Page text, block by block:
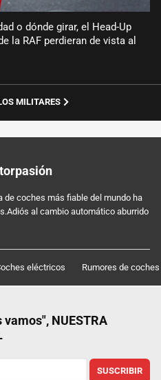
o dónde girar, el Head-Up
la RAF perdieran de vista al
MILITARES
de coches más fiable del mundo ha
al cambio automático aburrido
eléctricos Rumores de coches
vamos", NUESTRA
SUSCRIBIR